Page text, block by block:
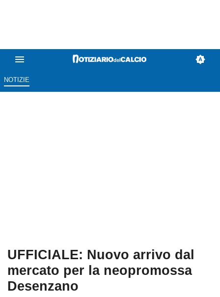
NOTIZIE
UFFICIALE: Nuovo arrivo dal
mercato per la neopromossa
Desenzano